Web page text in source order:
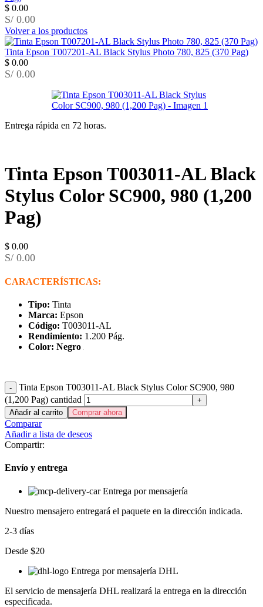
$ 0.00
S/ 0.00
Volver a los productos
Tinta Epson T007201-AL Black Stylus Photo 780, 825 (370 Pag)
$ 0.00
S/ 0.00
Entrega rápida en 72 horas.
Tinta Epson T003011-AL Black
Stylus Color SC900, 980 (1,200
Pag)
$ 0.00
S/ 0.00
CARACTERÍSTICAS:
Tipo: Tinta
Marca: Epson
Código: T003011-AL
Rendimiento: 1.200 Pág.
Color: Negro
Tinta Epson T003011-AL Black Stylus Color SC900, 980
(1,200 Pag) cantidad
Añadir al carrito Comprar ahora
Comparar
Añadir a lista de deseos
Compartir:
Envío y entrega
Entrega por mensajería
Nuestro mensajero entregará el paquete en la dirección indicada.
2-3 días
Desde $20
Entrega por mensajería DHL
El servicio de mensajería DHL realizará la entrega en la dirección
especificada.